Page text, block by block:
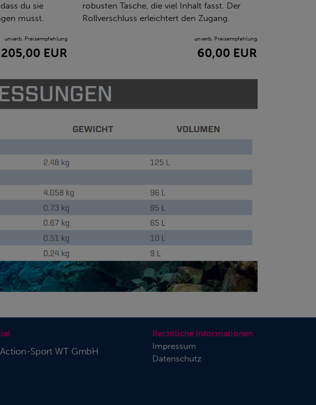
du sie
musst.
unverb. Preisempfehlung
205,00 EUR
robusten Tasche, die viel Inhalt fasst. Der
Rollverschluss erleichtert den Zugang.
unverb. Preisempfehlung
60,00 EUR
Action-Sport WT GmbH
Rechtliche Informationen
Impressum
Datenschutz